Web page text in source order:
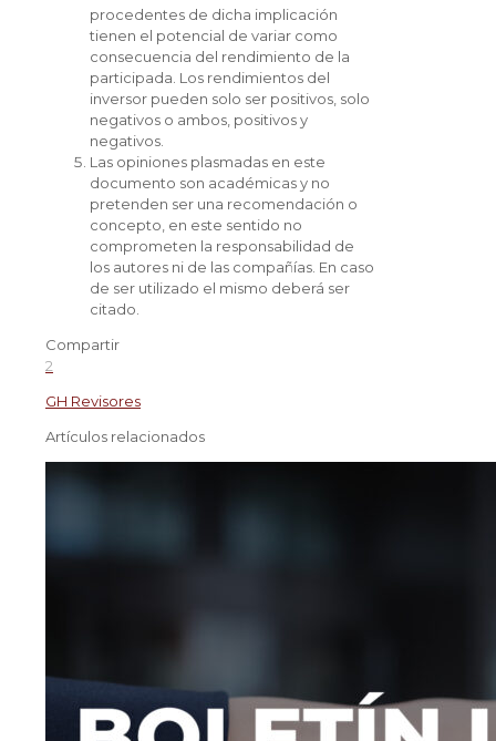
procedentes de dicha implicación
tienen el potencial de variar como
consecuencia del rendimiento de la
participada. Los rendimientos del
inversor pueden solo ser positivos, solo
negativos o ambos, positivos y
negativos.
Las opiniones plasmadas en este
documento son académicas y no
pretenden ser una recomendación o
concepto, en este sentido no
comprometen la responsabilidad de
los autores ni de las compañías. En caso
de ser utilizado el mismo deberá ser
citado.
Compartir
2
GH Revisores
Artículos relacionados